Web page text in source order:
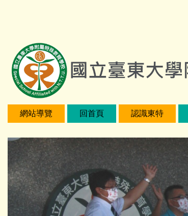
容
網站導覽 回首頁 認識東特